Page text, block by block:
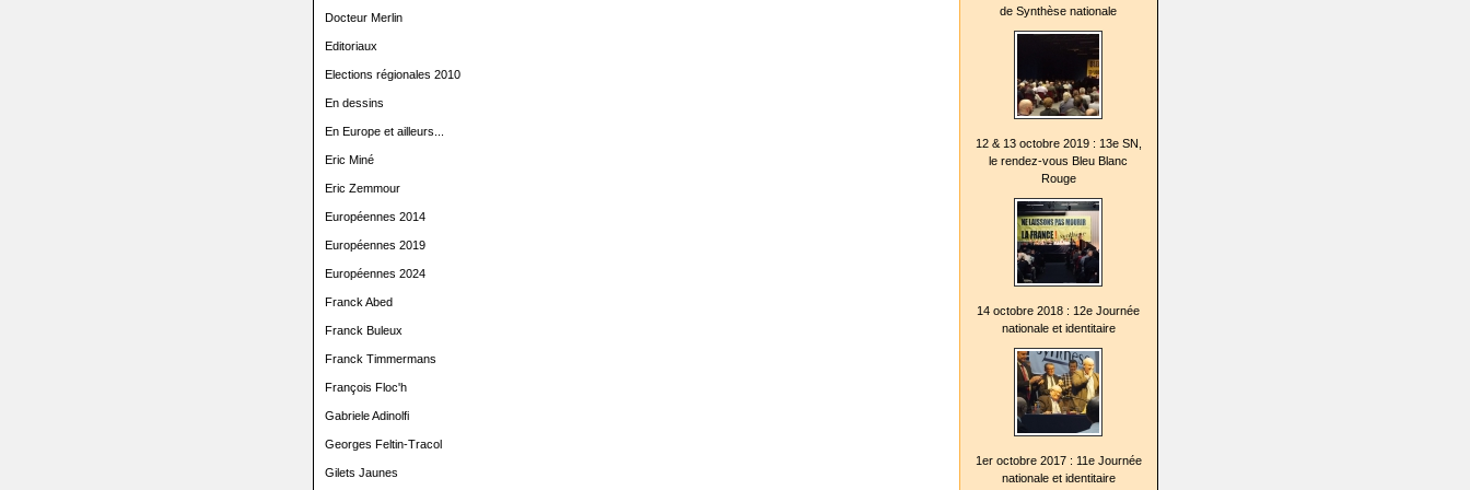
Docteur Merlin
Editoriaux
Elections régionales 2010
En dessins
En Europe et ailleurs...
Eric Miné
Eric Zemmour
Européennes 2014
Européennes 2019
Européennes 2024
Franck Abed
Franck Buleux
Franck Timmermans
François Floc'h
Gabriele Adinolfi
Georges Feltin-Tracol
Gilets Jaunes
de Synthèse nationale
12 & 13 octobre 2019 : 13e SN,
le rendez-vous Bleu Blanc
Rouge
14 octobre 2018 : 12e Journée
nationale et identitaire
1er octobre 2017 : 11e Journée
nationale et identitaire